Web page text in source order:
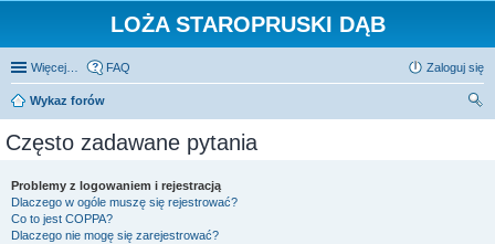
LOŻA STAROPRUSKI DĄB
Więcej… FAQ Zaloguj się
Wykaz forów
Często zadawane pytania
Problemy z logowaniem i rejestracją
Dlaczego w ogóle muszę się rejestrować?
Co to jest COPPA?
Dlaczego nie mogę się zarejestrować?